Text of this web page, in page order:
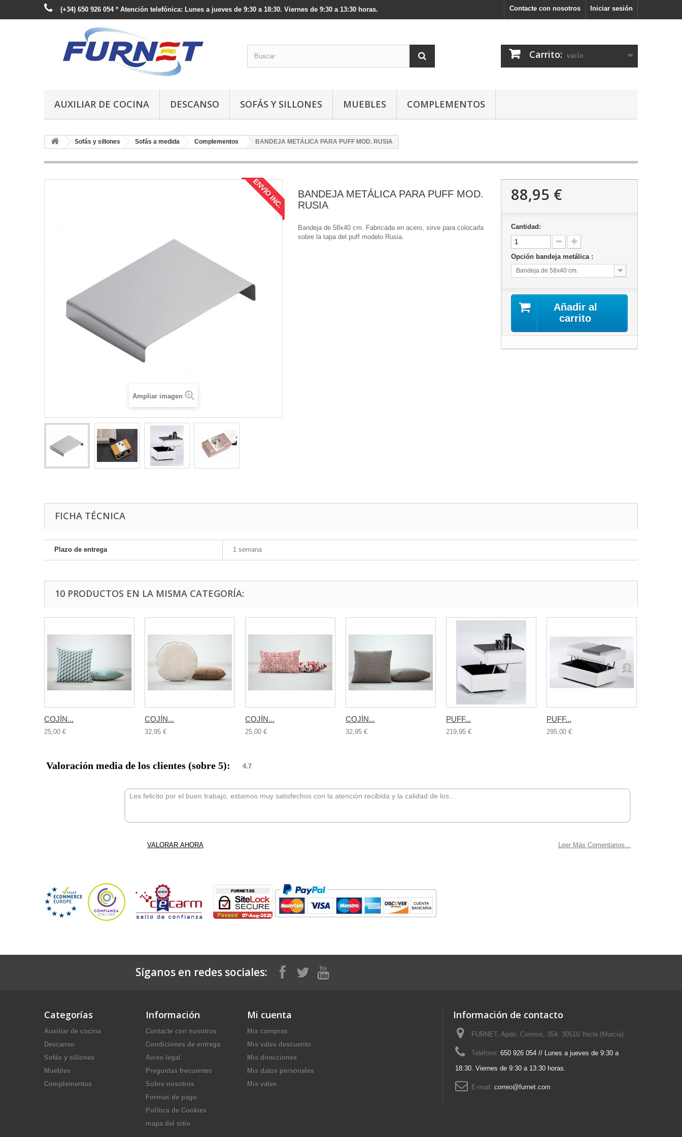
Iniciar sesión
Contacte con nosotros
: (+34) 650 926 054 * Atención telefónica: Lunes a jueves de 9:30 a 18:30. Viernes de 9:30 a 13:30 horas.
Carrito: vacío
AUXILIAR DE COCINA DESCANSO SOFÁS Y SILLONES MUEBLES COMPLEMENTOS
Sofás y sillones Sofás a medida Complementos BANDEJA METÁLICA PARA PUFF MOD. RUSIA
ENVÍO INC.
Ampliar imagen
BANDEJA METÁLICA PARA PUFF MOD.
RUSIA
Bandeja de 58x40 cm. Fabricada en acero, sirve para colocarla
sobre la tapa del puff modelo Rusia.
88,95 €
Cantidad:
Opción bandeja metálica :
Bandeja de 58x40 cm.
Añadir al
carrito
FICHA TÉCNICA
Plazo de entrega 1 semana
10 PRODUCTOS EN LA MISMA CATEGORÍA:
COJÍN...
25,00 €
COJÍN...
32,95 €
COJÍN...
25,00 €
COJÍN...
32,95 €
PUFF...
219,95 €
PUFF...
295,00 €
Valoración media de los clientes (sobre 5): 4.7
Les felicito por el buen trabajo, estamos muy satisfechos con la atención recibida y la calidad de los...
Leer Más Comentarios...
Síganos en redes sociales:
Categorías
Auxiliar de cocina
Descanso
Sofás y sillones
Muebles
Complementos
Información
Contacte con nosotros
Condiciones de entrega
Aviso legal
Preguntas frecuentes
Sobre nosotros
Formas de pago
Política de Cookies
mapa del sitio
Mi cuenta
Mis compras
Mis vales descuento
Mis direcciones
Mis datos personales
Mis vales
Información de contacto
FURNET, Apdo. Correos, 354. 30510 Yecla (Murcia)
Teléfono: 650 926 054 // Lunes a jueves de 9:30 a
18:30. Viernes de 9:30 a 13:30 horas.
E-mail: correo@furnet.com